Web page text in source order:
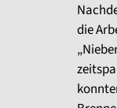
die